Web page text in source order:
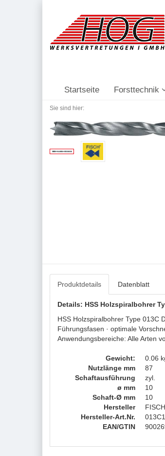
Startseite Forsttechnik
Sie sind hier:
Produktdetails Datenblatt
Details: HSS Holzspiralbohrer
HSS Holzspiralbohrer Type 013C
Führungsfasen · optimale
Anwendungsbereiche: Alle Arten
Gewicht:
0.06
Nutzlänge mm
87
Schaftausführung
zyl.
ø mm
10
Schaft-Ø mm
10
Hersteller
Hersteller-Art.Nr.
EAN/GTIN